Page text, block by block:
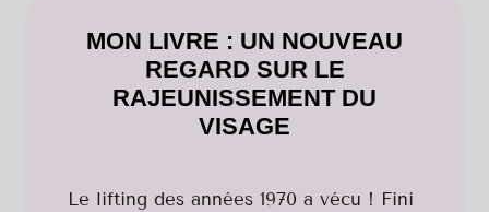
MON LIVRE : UN NOUVEAU
REGARD SUR LE
RAJEUNISSEMENT DU
VISAGE
Le lifting des années 1970 a vécu ! Fini